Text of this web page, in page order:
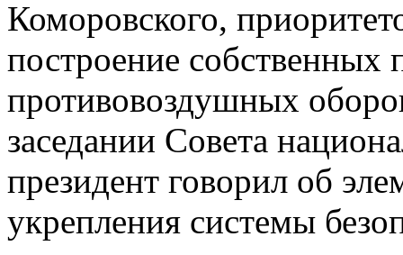
Коморовского,
построение собственных
противовоздушных
заседании Совета
президент говорил об
укрепления системы